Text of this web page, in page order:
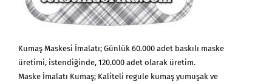
Kumaş Maskesi İmalatı; Günlük 60.000 adet baskılı maske
üretimi, istendiğinde, 120.000 adet olarak üretim.
Maske İmalatı Kumaş; Kaliteli regule kumaş yumuşak ve